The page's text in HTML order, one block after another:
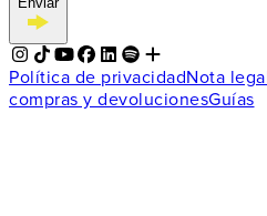
Política de privacidadNota
compras y devolucionesGuías